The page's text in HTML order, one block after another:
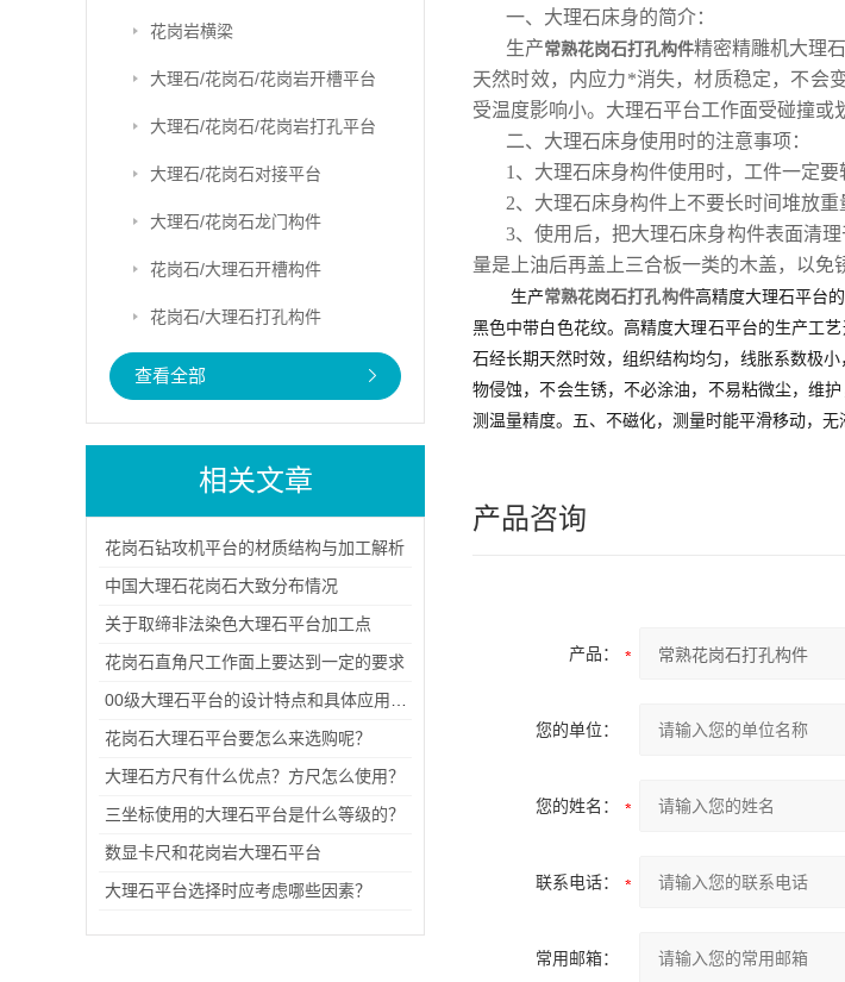
花岗岩横梁
大理石/花岗石/花岗岩开槽平台
大理石/花岗石/花岗岩打孔平台
大理石/花岗石对接平台
大理石/花岗石龙门构件
花岗石/大理石开槽构件
花岗石/大理石打孔构件
查看全部
相关文章
花岗石钻攻机平台的材质结构与加工解析
中国大理石花岗石大致分布情况
关于取缔非法染色大理石平台加工点
花岗石直角尺工作面上要达到一定的要求
花岗石大理石平台要怎么来选购呢？
大理石方尺有什么优点？方尺怎么使用？
三坐标使用的大理石平台是什么等级的？
数显卡尺和花岗岩大理石平台
大理石平台选择时应考虑哪些因素？
一、大理石床身的简介：
生产常熟花岗石打孔构件​​精密精雕机大理
天然时效，内应力*消失，材质稳定，不会
受温度影响小。大理石平台工作面受碰撞或
二、大理石床身使用时的注意事项：
1、大理石床身构件使用时，工件一定
2、大理石床身构件上不要长时间堆放重
3、使用后，把大理石床身构件表面清
量是上油后再盖上三合板一类的木盖，以免
生产常熟花岗石打孔构件​​高精度大理石平台
黑色中带白色花纹。高精度大理石平台的生产工
石经长期天然时效，组织结构均匀，线胀系数极小
物侵蚀，不会生锈，不必涂油，不易粘微尘，维护
测温量精度。 五、不磁化，测量时能平滑移动，
产品咨询
产品：
您的单位：
您的姓名：
联系电话：
常用邮箱：